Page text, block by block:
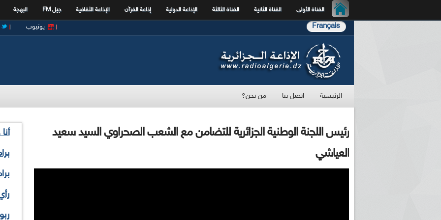
القناة الأولى القناة الثانية القناة الثالثة الإذاعة الدولية إذاعة القرآن الإذاعة الثقافية جيل FM البهجة
Français يوتيوب
الرئيسية اتصل بنا من نحن؟
رئيس اللجنة الوطنية الجزائرية للتضامن مع الشعب الصحراوي السيد سعيد
العياشي